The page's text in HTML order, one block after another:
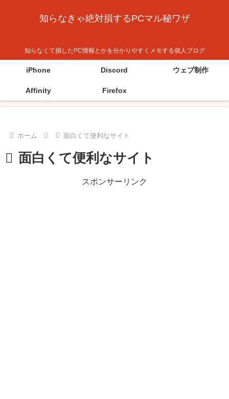
知らなきゃ絶対損するPCマル秘ワザ
知らなくて損したPC情報とかを分かりやすくメモする個人ブログ
iPhone Discord ウェブ制作
Affinity Firefox
ホーム 面白くて便利なサイト
面白くて便利なサイト
スポンサーリンク